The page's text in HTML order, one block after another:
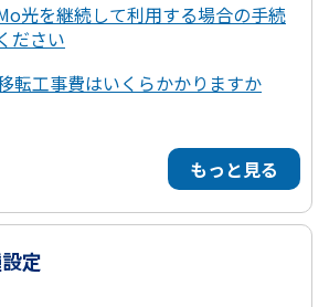
光を継続して利用する場合の手続
ださい
転工事費はいくらかかりますか
もっと見る
定